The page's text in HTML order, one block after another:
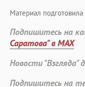
Материал подготовила
Подпишитесь на
Саратова" в MAX
Новости "Взгляда"
Подпишитесь на